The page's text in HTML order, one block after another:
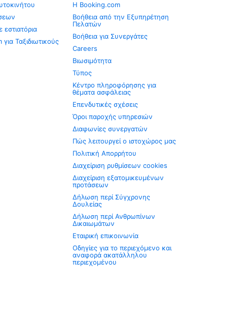
εστιατόρια
Ταξιδιωτικούς
Η Booking.com
Βοήθεια από την Εξυπηρέτηση
Πελατών
Βοήθεια για Συνεργάτες
Careers
Βιωσιμότητα
Τύπος
Κέντρο πληροφόρησης για
θέματα ασφάλειας
Επενδυτικές σχέσεις
Όροι παροχής υπηρεσιών
Διαφωνίες συνεργατών
Πώς λειτουργεί ο ιστοχώρος μας
Πολιτική Απορρήτου
Διαχείριση ρυθμίσεων cookies
Διαχείριση εξατομικευμένων
προτάσεων
Δήλωση περί Σύγχρονης
Δουλείας
Δήλωση περί Ανθρωπίνων
Δικαιωμάτων
Εταιρική επικοινωνία
Οδηγίες για το περιεχόμενο και
αναφορά ακατάλληλου
περιεχομένου